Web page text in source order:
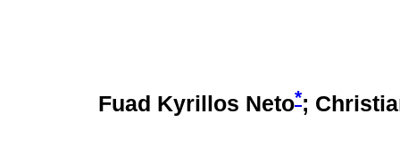
Fuad Kyrillos Neto*;